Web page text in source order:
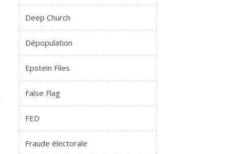
Deep Church
Dépopulation
Epstein Files
False Flag
FED
Fraude électorale